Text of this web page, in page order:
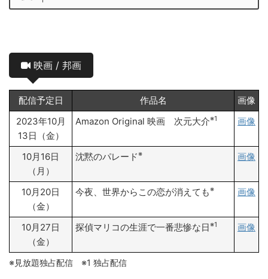
映画 / 邦画
配信予定日 作品名
画像
2023年10月
13日（金）
Amazon Original 映画 次元大介※1 画像
10月16日
（月）
沈黙のパレード※ 画像
10月20日
（金）
今夜、世界からこの恋が消えても※ 画像
10月27日
（金）
探偵マリコの生涯で一番悲惨な日※1 画像
※見放題独占配信 ※1 独占配信